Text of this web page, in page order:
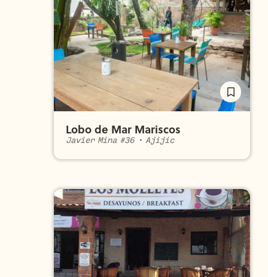
Lobo de Mar Mariscos
Javier Mina #36• Ajijic